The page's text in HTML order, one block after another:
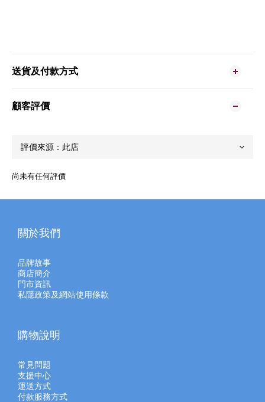
送貨及付款方式
顧客評價
尚未有任何評價
關於我們
品牌故事
商店簡介
門市資訊
私隱政策及網站使用條款
購物說明
常見問題
支援中心
運送方式
付款服務方式